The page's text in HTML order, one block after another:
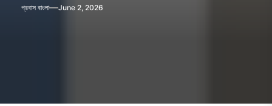
প্রবাস বাংলা June 2, 2026